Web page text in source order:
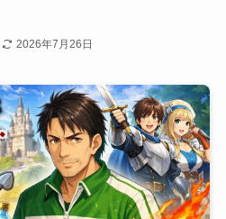
2026年7月26日